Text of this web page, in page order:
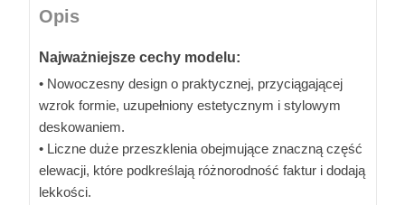
Opis
Najważniejsze cechy modelu:
• Nowoczesny design o praktycznej, przyciągającej
wzrok formie, uzupełniony estetycznym i stylowym
deskowaniem.
• Liczne duże przeszklenia obejmujące znaczną część
elewacji, które podkreślają różnorodność faktur i dodają
lekkości.